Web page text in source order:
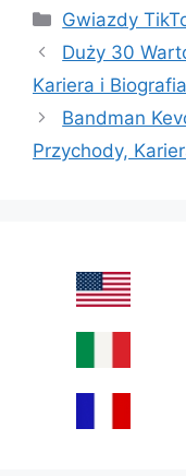
Categories
Gwiazdy
Duży 30
Kariera i Biografia
Bandman
Przychody,